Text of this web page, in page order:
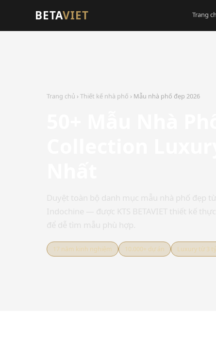
BETAVIET Trang
Trang chủ › Thiết kế nhà phố › Mẫu nhà phố đẹp 2026
Duyệt toàn bộ danh mục mẫu nhà phố đẹp
Indochine — được KTS BETAVIET thiết kế
để dễ tìm mẫu phù hợp.
17 năm kinh nghiệm 10.000+ dự án Luxury từ 3